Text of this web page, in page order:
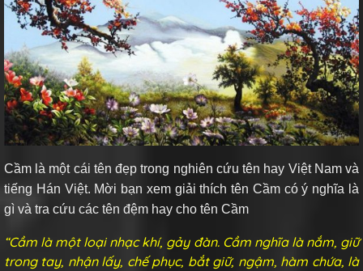
Cầm là một cái tên đẹp trong nghiên cứu tên hay Việt Nam và
tiếng Hán Việt. Mời bạn xem giải thích tên Cầm có ý nghĩa là
gì và tra cứu các tên đệm hay cho tên Cầm
“Cầm là một loại nhạc khí, gảy đàn. Cầm nghĩa là nắm, giữ
trong tay, nhận lấy, chế phục, bắt giữ, ngậm, hàm chứa, là